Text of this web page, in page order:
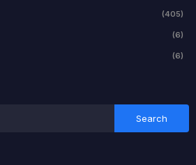
(405)
(6)
(6)